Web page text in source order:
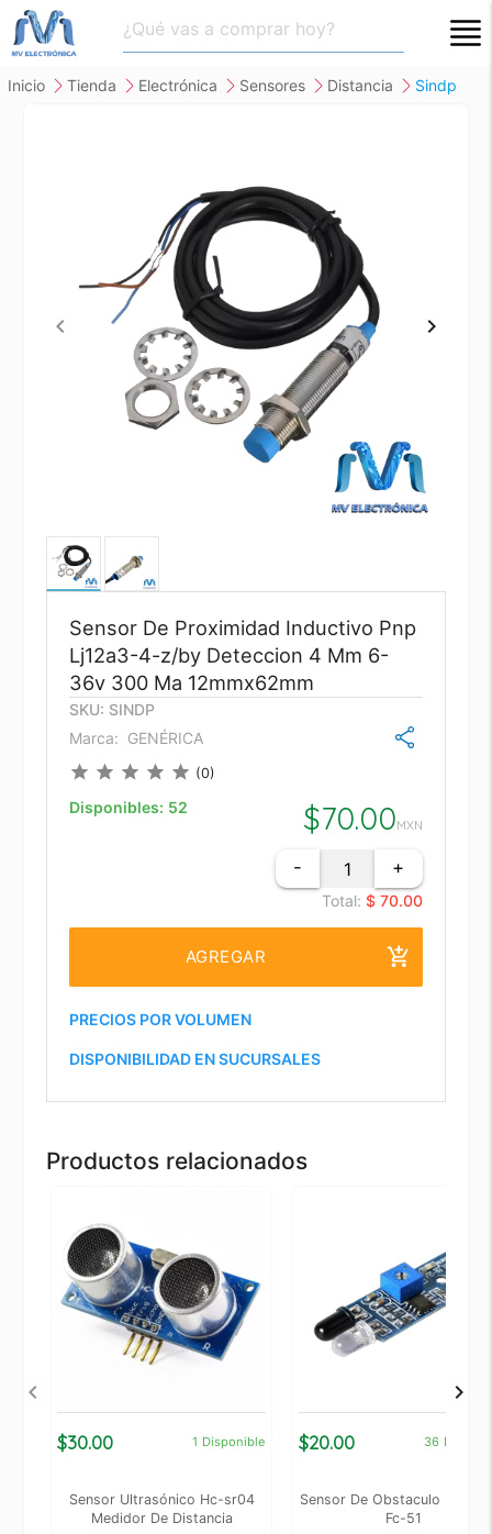
inicio tienda electrónica sensores distancia sindp
Sensor De Proximidad Inductivo Pnp
Lj12a3-4-z/by Deteccion 4 Mm 6-
36v 300 Ma 12mmx62mm
SKU: SINDP
Marca: GENÉRICA
star star star star star (0)
Disponibles: 52 $70.00MXN
- +
Total: $ 70.00
AGREGAR add_shopping_cart
PRECIOS POR VOLUMEN
DISPONIBILIDAD EN SUCURSALES
Productos relacionados
$30.00 1 Disponible
Sensor Ultrasónico Hc-sr04
Medidor De Distancia
$20.00 36
Sensor De Obstaculo
Fc-51